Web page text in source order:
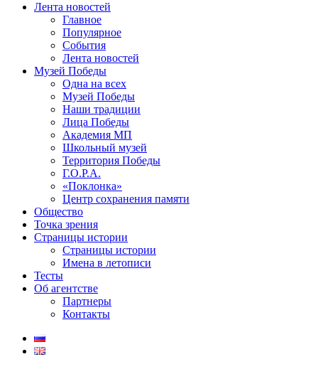
Лента новостей
Главное
Популярное
События
Лента новостей
Музей Победы
Одна на всех
Музей Победы
Наши традиции
Лица Победы
Академия МП
Школьный музей
Территория Победы
Г.О.Р.А.
«Поклонка»
Центр сохранения памяти
Общество
Точка зрения
Страницы истории
Страницы истории
Имена в летописи
Тесты
Об агентстве
Партнеры
Контакты